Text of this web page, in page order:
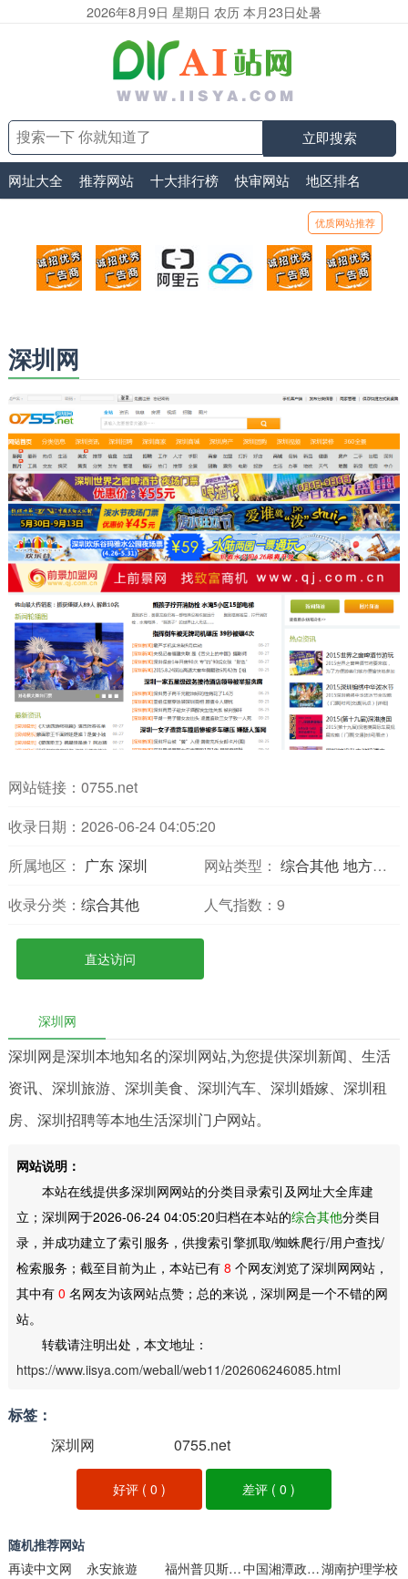
2026年8月9日 星期日 农历 本月23日处暑
立即搜索
网址大全 推荐网站 十大排行榜 快审网站 地区排名
优质网站推荐
顶部广告位1
广告位招商_广告位待售
顶部广告位2
广告位招商_广告位待售
阿里云
打折活动、99元/年
腾讯云
优惠打折，99元/年
顶部广告位5
广告位招商_
深圳网
网站链接： 0755.net
收录日期：2026-06-24 04:05:20
所属地区： 广东 深圳 网站类型： 综合其他 地方网站
收录分类： 综合其他 人气指数： 9
直达访问
深圳网
深圳网是深圳本地知名的深圳网站,为您提供深圳新闻、生活
资讯、深圳旅游、深圳美食、深圳汽车、深圳婚嫁、深圳租
房、深圳招聘等本地生活深圳门户网站。
网站说明：
本站在线提供多深圳网网站的分类目录索引及网址大全库建
立；深圳网于2026-06-24 04:05:20归档在本站的综合其他分类目
录，并成功建立了索引服务，供搜索引擎抓取/蜘蛛爬行/用户查找/
检索服务；截至目前为止，本站已有 8 个网友浏览了深圳网网站，
其中有 0 名网友为该网站点赞；总的来说，深圳网是一个不错的网
站。
转载请注明出处，本文地址：
https://www.iisya.com/weball/web11/202606246085.html
标签：
深圳网
0755.net
好评 (0 ) 差评 ( 0 )
随机推荐网站
再读中文网
永安旅遊 福州普贝斯智能科技 中国湘潭政府门户网站湖南护理学校